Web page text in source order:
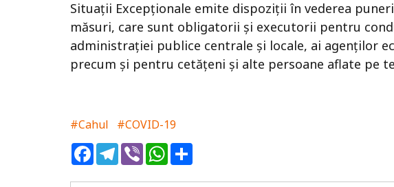
Situaţii Excepţionale emite dispoziţii în vederea
măsuri, care sunt obligatorii şi executorii pentru
administraţiei publice centrale şi locale, ai agenţilor
precum şi pentru cetăţeni şi alte persoane aflate pe
#Cahul
#COVID-19
FacebookTelegram
ViberWhatsApp